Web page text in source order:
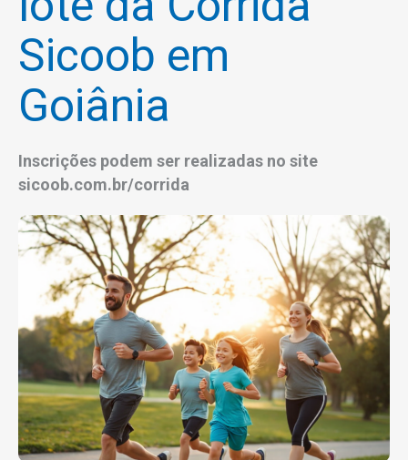
Sicoob em
Goiânia
Inscrições podem ser realizadas no site
sicoob.com.br/corrida